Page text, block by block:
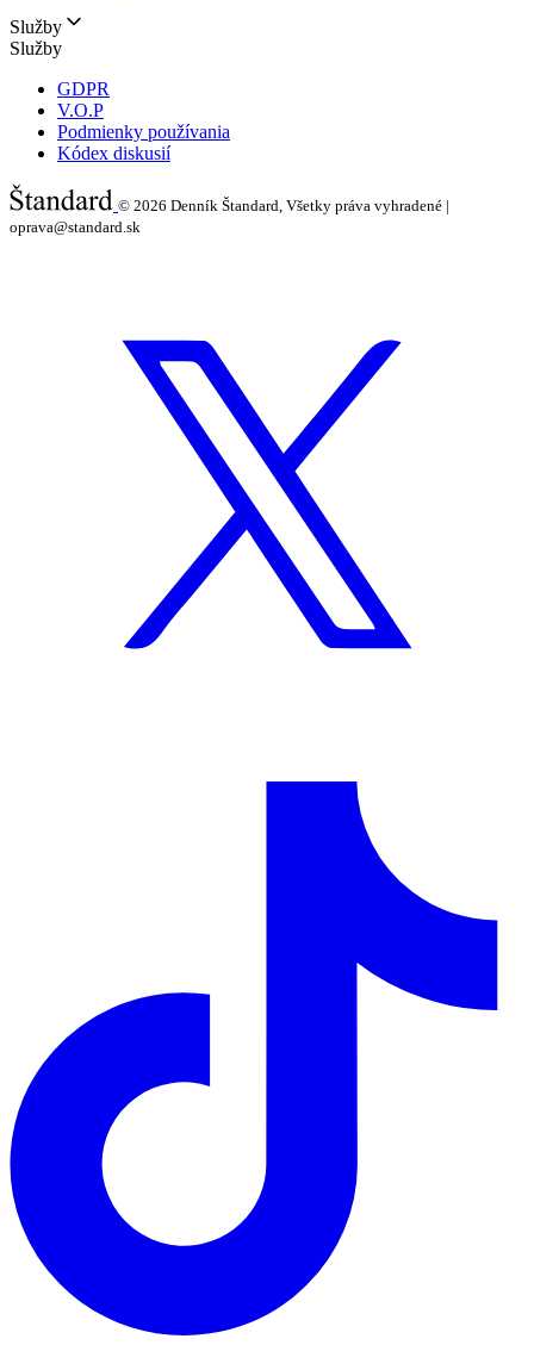
Služby
Služby
GDPR
V.O.P
Podmienky používania
Kódex diskusií
© 2026 Denník Štandard, Všetky práva vyhradené |
oprava@standard.sk